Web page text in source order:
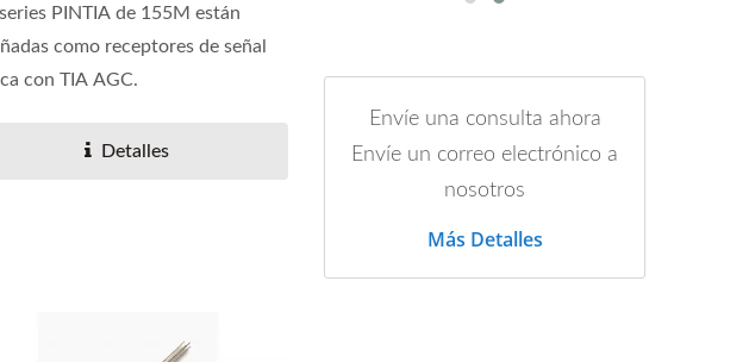
series PINTIA de 155M están
como receptores de señal
con TIA AGC.
Detalles
Envíe una consulta ahora
Envíe un correo electrónico a
nosotros
Más Detalles